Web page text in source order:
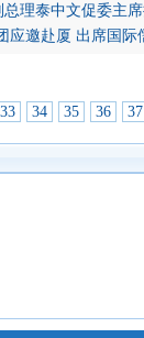
总理泰中文促委主
应邀赴厦 出席国际
33 34 35 36 37
日延僧诵经祈福
蔡义批会长率领抵
师
侨领出席